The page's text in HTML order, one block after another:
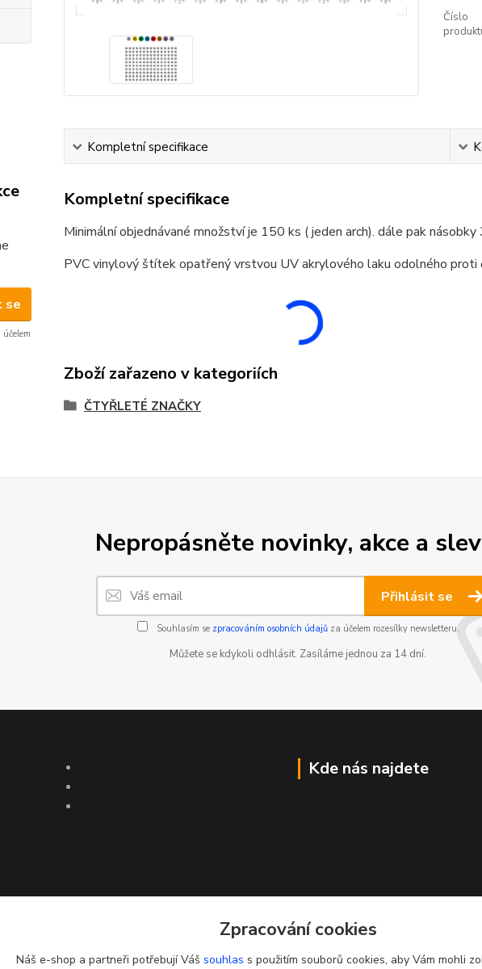
se
účelem
Číslo
Kompletní specifikace
Kompletní specifikace
Minimální objednávané množství je 150 ks ( jeden arch). dále pak násobky
PVC vinylový štítek opatřený vrstvou UV akrylového laku odolného
Zboží zařazeno v kategoriích
ČTYŘLETÉ ZNAČKY
Nepropásněte novinky, akce a
Přihlásit se
Souhlasím se zpracováním osobních údajůza účelem rozesílky newsletteru.
Můžete se kdykoli odhlásit. Zasíláme jednou za 14 dní.
Kde nás najdete
Zpracování cookies
Náš e-shop a partneři potřebují Váš souhlas s použitím souborů cookies, aby Vám mohli